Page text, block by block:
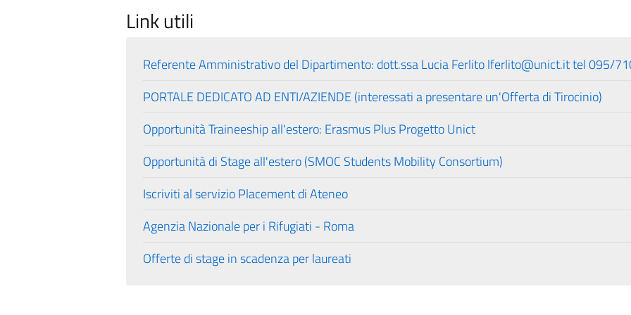
Link utili
Referente Amministrativo del Dipartimento: dott.ssa Lucia Ferlito lferlito@unict.it tel 095/
PORTALE DEDICATO AD ENTI/AZIENDE (interessati a presentare un'Offerta di Tirocinio)
Opportunità Traineeship all'estero: Erasmus Plus Progetto Unict
Opportunità di Stage all'estero (SMOC Students Mobility Consortium)
Iscriviti al servizio Placement di Ateneo
Agenzia Nazionale per i Rifugiati - Roma
Offerte di stage in scadenza per laureati